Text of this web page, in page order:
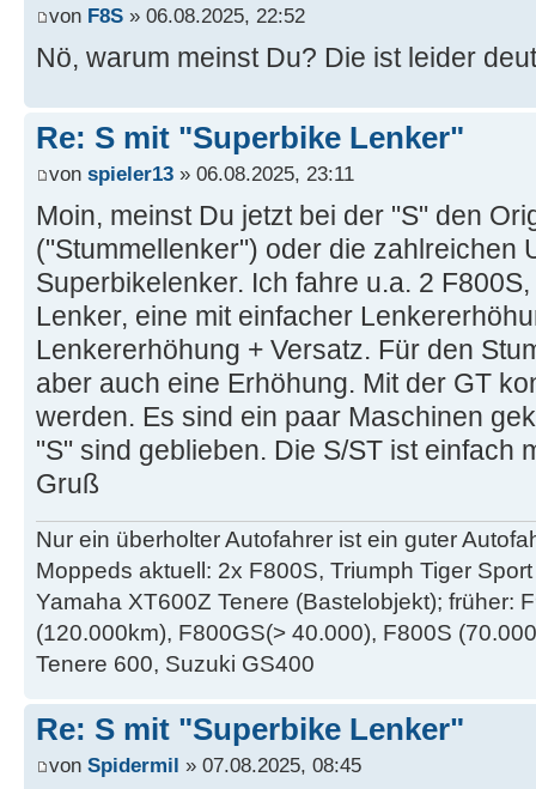
von F8S » 06.08.2025, 22:52
Nö, warum meinst Du? Die ist leider
Re: S mit "Superbike Lenker"
von spieler13 » 06.08.2025, 23:11
Moin, meinst Du jetzt bei der "S" den
("Stummellenker") oder die zahlreichen
Superbikelenker. Ich fahre u.a. 2
Lenker, eine mit einfacher
Lenkererhöhung + Versatz. Für den
aber auch eine Erhöhung. Mit der GT
werden. Es sind ein paar Maschinen
"S" sind geblieben. Die S/ST ist einfach
Gruß
Nur ein überholter Autofahrer ist ein guter
Moppeds aktuell: 2x F800S, Triumph Tiger
Yamaha XT600Z Tenere (Bastelobjekt); früher:
(120.000km), F800GS(> 40.000), F800S
Tenere 600, Suzuki GS400
Re: S mit "Superbike Lenker"
von Spidermil » 07.08.2025, 08:45